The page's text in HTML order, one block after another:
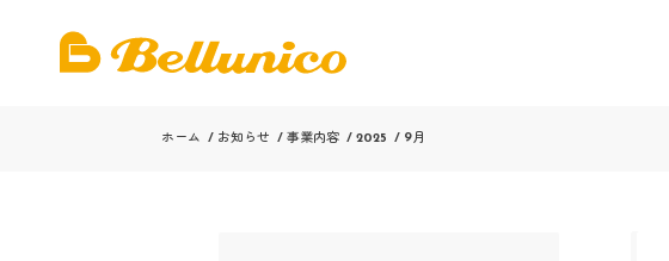
ホーム / お知らせ / 事業内容 / 2025 / 9月